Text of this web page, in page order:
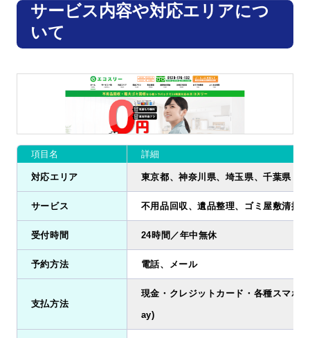
サービス内容や対応エリアにつ
いて
項目名 詳細
対応エリア 東京都、神奈川県、埼玉県、千葉県
サービス 不用品回収、遺品整理、ゴミ屋敷清掃
受付時間 24時間／年中無休
予約方法 電話、メール
支払方法
現金・クレジットカード・各種スマホ
ay)